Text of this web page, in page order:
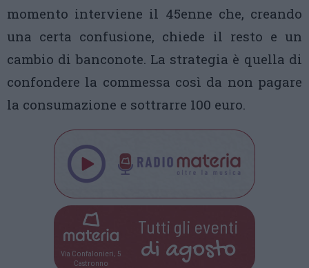
momento interviene il 45enne che, creando
una certa confusione, chiede il resto e un
cambio di banconote. La strategia è quella di
confondere la commessa così da non pagare
la consumazione e sottrarre 100 euro.
Via Confalonieri, 5
Castronno
Tutti gli eventi
di agosto